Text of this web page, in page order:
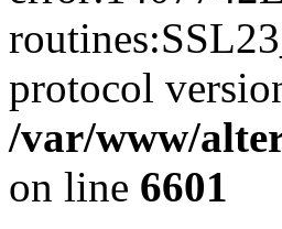
protocol
/var/www/
on line 6601